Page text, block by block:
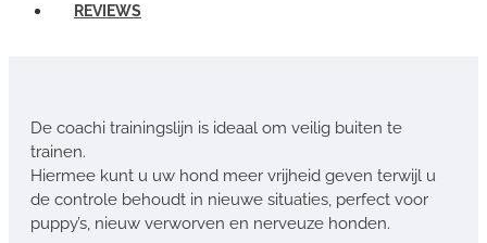
REVIEWS
De coachi trainingslijn is ideaal om veilig buiten te
trainen.
Hiermee kunt u uw hond meer vrijheid geven terwijl u
de controle behoudt in nieuwe situaties, perfect voor
puppy’s, nieuw verworven en nerveuze honden.